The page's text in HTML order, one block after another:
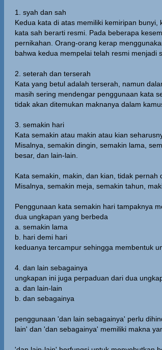
1. syah dan sah
Kedua kata di atas memiliki kemiripan
kata sah berarti resmi. Pada beberapa
pernikahan. Orang-orang kerap
bahwa kedua mempelai telah resmi menjadi
2. seterah dan terserah
Kata yang betul adalah terserah, namun
masih sering mendengar penggunaan kata
tidak akan ditemukan maknanya dalam
3. semakin hari
Kata semakin atau makin atau kian
Misalnya, semakin dingin, semakin lama,
besar, dan lain-lain.
Kata semakin, makin, dan kian, tidak pernah
Misalnya, semakin meja, semakin tahun,
Penggunaan kata semakin hari tampaknya
dua ungkapan yang berbeda
a. semakin lama
b. hari demi hari
keduanya tercampur sehingga membentuk
4. dan lain sebagainya
ungkapan ini juga perpaduan dari dua
a. dan lain-lain
b. dan sebagainya
penggunaan 'dan lain sebagainya' perlu
lain' dan 'dan sebagainya' memiliki makna